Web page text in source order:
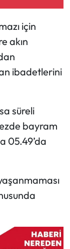
için
akın
ibadetlerini
süreli
bayram
05.49’da